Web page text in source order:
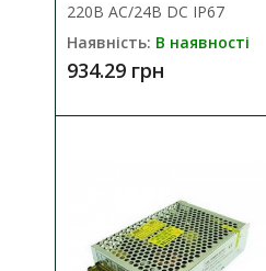
220В AC/24В DC IP67
Наявність: В наявності
934.29 грн